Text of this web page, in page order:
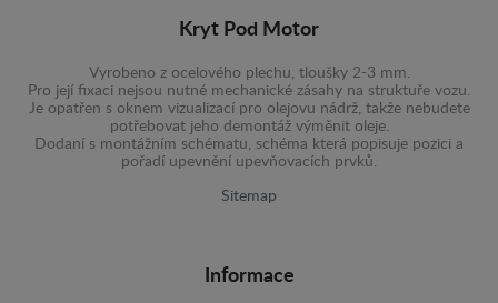
Kryt Pod Motor
Vyrobeno z ocelového plechu, tloušky 2-3 mm.
Pro její fixaci nejsou nutné mechanické zásahy na struktuře vozu.
Je opatřen s oknem vizualizací pro olejovu nádrž, takže nebudete
potřebovat jeho demontáž výměnit oleje.
Dodaní s montážním schématu, schéma která popisuje pozici a
pořadí upevnění upevňovacích prvků.
Sitemap
Informace